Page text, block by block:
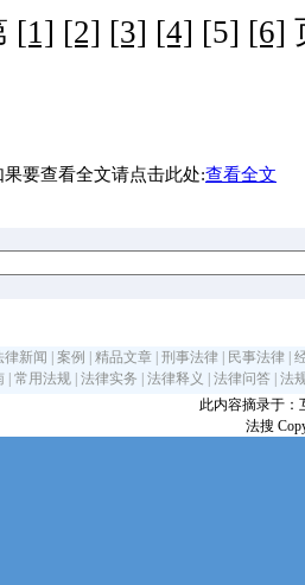
[1] [2] [3] [4] [5] [6]
果要查看全文请点击此处:查看全文
律新闻 案例 精品文章 刑事法律 民事法律
常用法规 法律实务 法律释义 法律问答
法
此内容摘录于：
法搜